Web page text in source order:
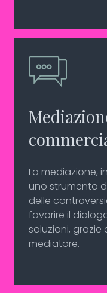
La mediazione,
uno strumento
delle
favorire il
soluzioni,
mediatore.